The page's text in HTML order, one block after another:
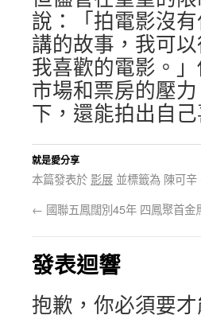
說：「拍電影沒
講的故事，我可
我喜歡的電影。
市場和票房的壓
下，還能拍出自
就是愛分享
本篇發表於 影展 並標籤為 陳可辛
← 國聯五鳳闊別45年 四鳳聚首金
發表迴響
抱歉，你必須要才